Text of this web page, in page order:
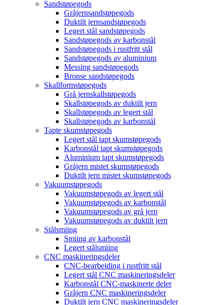
Sandstøpegods
Gråjernsandstøpegods
Duktilt jernsandstøpegods
Legert stål sandstøpegods
Sandstøpegods av karbonstål
Sandstøpegods i rustfritt stål
Sandstøpegods av aluminium
Messing sandstøpegods
Bronse sandstøpegods
Skallformstøpegods
Grå jernskallstøpegods
Skallstøpegods av duktilt jern
Skallstøpegods av legert stål
Skallstøpegods av karbonstål
Tapte skumstøpegods
Legert stål tapt skumstøpegods
Karbonstål tapt skumstøpegods
Aluminium tapt skumstøpegods
Gråjern mistet skumstøpegods
Duktilt jern mistet skumstøpegods
Vakuumstøpegods
Vakuumstøpegods av legert stål
Vakuumstøpegods av karbonstål
Vakuumstøpegods av grå jern
Vakuumstøpegods av duktilt jern
Stålsmiing
Smiing av karbonstål
Legert stålsmiing
CNC maskineringsdeler
CNC-bearbeiding i rustfritt stål
Legert stål CNC maskineringsdeler
Karbonstål CNC-maskinerte deler
Gråjern CNC maskineringsdeler
Duktilt jern CNC maskineringsdeler